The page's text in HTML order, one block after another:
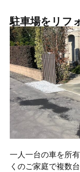
駐車場をリフ
一人一台の車を所
くのご家庭で複数